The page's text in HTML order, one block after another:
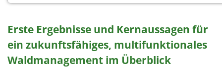
Erste Ergebnisse und Kernaussagen für
ein zukunftsfähiges, multifunktionales
Waldmanagement im Überblick
der Website erforderlich.
Einverständnis-Cookie